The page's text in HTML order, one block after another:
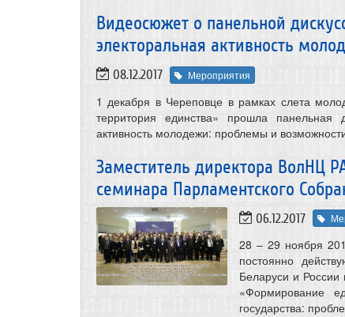
Видеосюжет о панельной
электоральная активность
08.12.2017 Мероприятия
1 декабря в Череповце в рамках слета
территория единства» прошла панельная
активность молодежи: проблемы и
Заместитель директора ВолНЦ
семинара Парламентского
06.12.2017
28 – 29 ноября
постоянно
Беларуси и России
«Формирование
государства: